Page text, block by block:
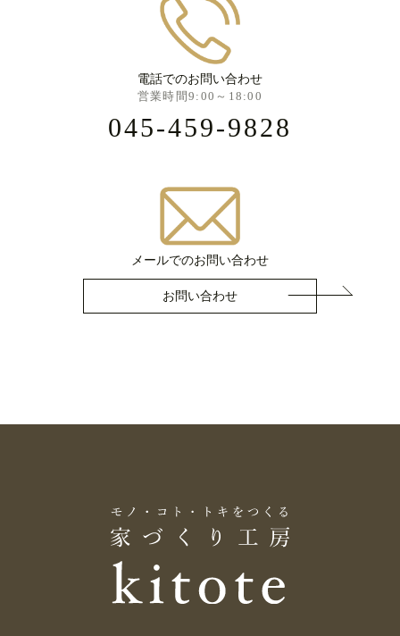
電話でのお問い合わせ
営業時間9:00～18:00
045-459-9828
メールでのお問い合わせ
お問い合わせ